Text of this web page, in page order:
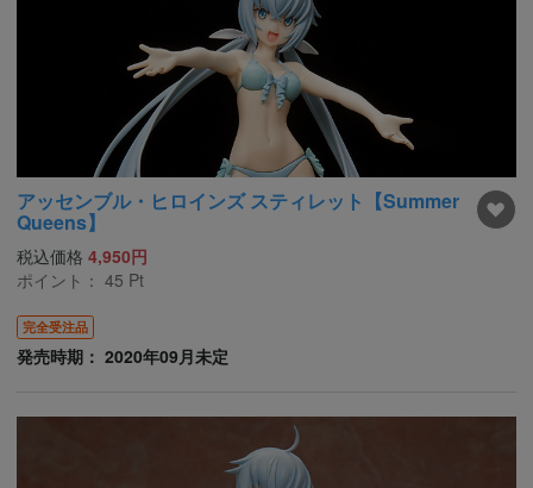
アッセンブル・ヒロインズ スティレット【Summer
Queens】
税込価格 4,950円
ポイント： 45 Pt
完全受注品
発売時期： 2020年09月未定